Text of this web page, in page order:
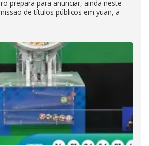
prepara para anunciar, ainda neste
de títulos públicos em yuan, a